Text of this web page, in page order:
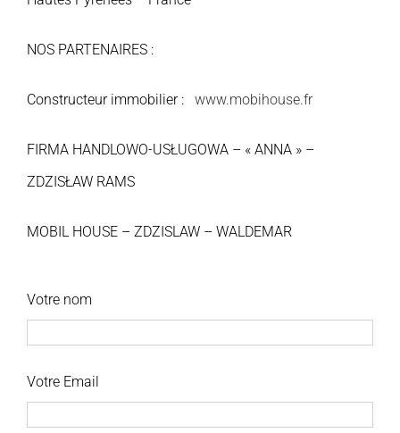
NOS PARTENAIRES :
Constructeur immobilier : www.mobihouse.fr
FIRMA HANDLOWO-USŁUGOWA – « ANNA » –
ZDZISŁAW RAMS
MOBIL HOUSE – ZDZISLAW – WALDEMAR
Votre nom
Votre Email